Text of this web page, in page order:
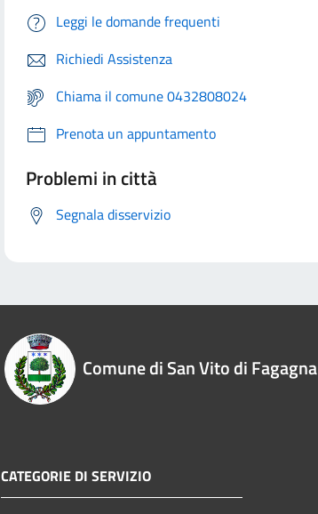
Leggi le domande frequenti
Richiedi Assistenza
Chiama il comune 0432808024
Prenota un appuntamento
Problemi in città
Segnala disservizio
Comune di San Vito di Fagagna
CATEGORIE DI SERVIZIO